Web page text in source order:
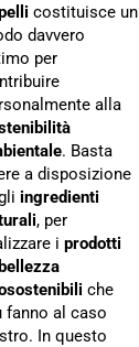
costituisce un
davvero
per
alla
. Basta
a disposizione
ingredienti
, per
i prodotti
che
fanno al caso
In questo